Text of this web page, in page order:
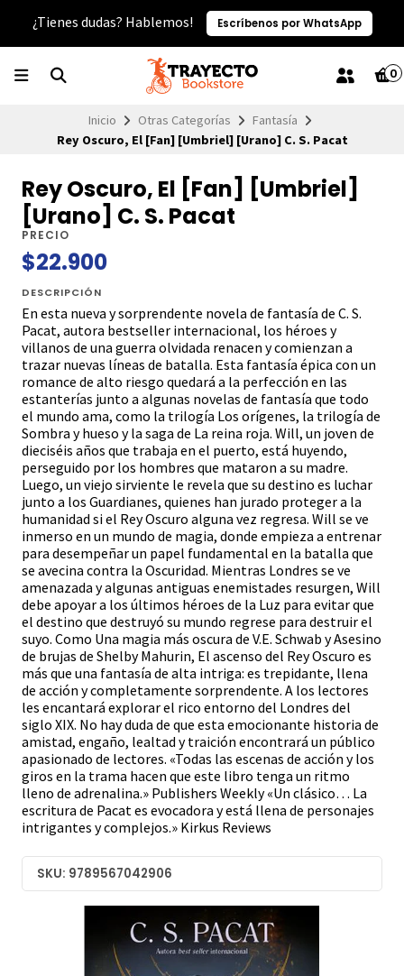
¿Tienes dudas? Hablemos! Escríbenos por WhatsApp
0
Inicio Otras Categorías
Fantasía
Rey Oscuro, El [Fan] [Umbriel] [Urano] C. S. Pacat
Rey Oscuro, El [Fan] [Umbriel]
[Urano] C. S. Pacat
PRECIO
$22.900
DESCRIPCIÓN
En esta nueva y sorprendente novela de fantasía de C. S.
Pacat, autora bestseller internacional, los héroes y
villanos de una guerra olvidada renacen y comienzan a
trazar nuevas líneas de batalla. Esta fantasía épica con un
romance de alto riesgo quedará a la perfección en las
estanterías junto a algunas novelas de fantasía que todo
el mundo ama, como la trilogía Los orígenes, la trilogía de
Sombra y hueso y la saga de La reina roja. Will, un joven de
dieciséis años que trabaja en el puerto, está huyendo,
perseguido por los hombres que mataron a su madre.
Luego, un viejo sirviente le revela que su destino es luchar
junto a los Guardianes, quienes han jurado proteger a la
humanidad si el Rey Oscuro alguna vez regresa. Will se ve
inmerso en un mundo de magia, donde empieza a entrenar
para desempeñar un papel fundamental en la batalla que
se avecina contra la Oscuridad. Mientras Londres se ve
amenazada y algunas antiguas enemistades resurgen, Will
debe apoyar a los últimos héroes de la Luz para evitar que
el destino que destruyó su mundo regrese para destruir el
suyo. Como Una magia más oscura de V.E. Schwab y Asesino
de brujas de Shelby Mahurin, El ascenso del Rey Oscuro es
más que una fantasía de alta intriga: es trepidante, llena
de acción y completamente sorprendente. A los lectores
les encantará explorar el rico entorno del Londres del
siglo XIX. No hay duda de que esta emocionante historia de
amistad, engaño, lealtad y traición encontrará un público
apasionado de lectores. «Todas las escenas de acción y los
giros en la trama hacen que este libro tenga un ritmo
lleno de adrenalina.» Publishers Weekly «Un clásico… La
escritura de Pacat es evocadora y está llena de personajes
intrigantes y complejos.» Kirkus Reviews
SKU: 9789567042906